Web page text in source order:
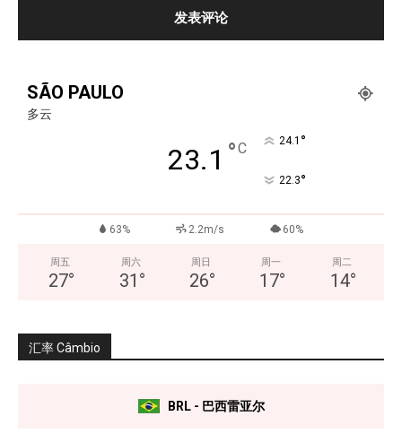
SÃO PAULO
多云
23.1 °C 24.1 °
22.3°
63% 2.2m/s 60%
周五
27°
周六
31 °
周日
26°
周一
17°
周二
14°
汇率 Câmbio
BRL - 巴西雷亚尔